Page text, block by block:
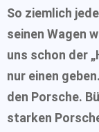
So ziemlich
seinen Wagen
uns schon der
nur einen
den Porsche.
starken